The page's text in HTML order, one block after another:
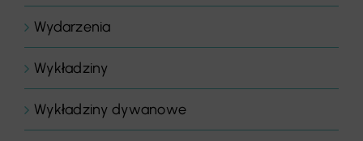
Wydarzenia
Wykładziny
Wykładziny dywanowe